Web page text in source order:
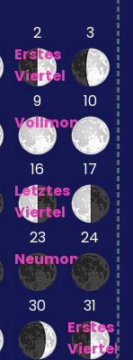
2
Erstes
Viertel
3
9
Vollmond
10
16
Letztes
Viertel
17
23
Neumond
24
30
31
Erstes
Viertel